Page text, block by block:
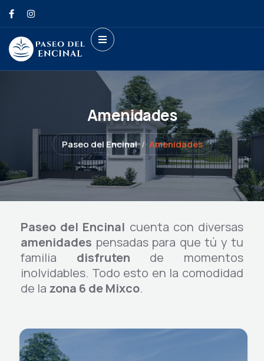
Amenidades
Paseo del Encinal Amenidades
Paseo del Encinal cuenta con diversas
amenidades pensadas para que tú y tu
familia disfruten de momentos
inolvidables. Todo esto en la comodidad
de la zona 6 de Mixco.